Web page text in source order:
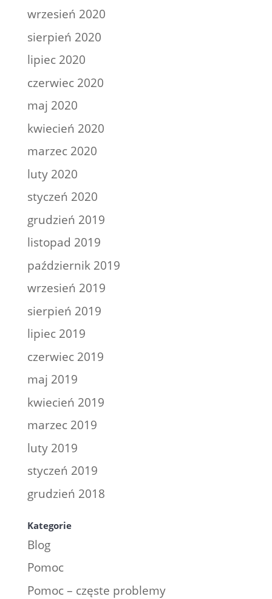
wrzesień 2020
sierpień 2020
lipiec 2020
czerwiec 2020
maj 2020
kwiecień 2020
marzec 2020
luty 2020
styczeń 2020
grudzień 2019
listopad 2019
październik 2019
wrzesień 2019
sierpień 2019
lipiec 2019
czerwiec 2019
maj 2019
kwiecień 2019
marzec 2019
luty 2019
styczeń 2019
grudzień 2018
Kategorie
Blog
Pomoc
Pomoc – częste problemy